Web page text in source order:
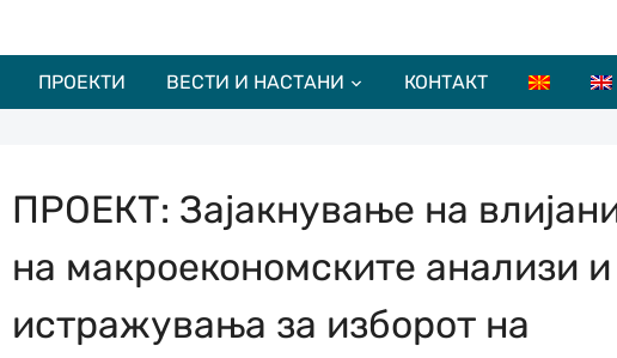
ПРОЕКТИ ВЕСТИ И НАСТАНИ КОНТАКТ
ПРОЕКТ: Зајакнување на
на макроекономските анализи и
истражувања за изборот на